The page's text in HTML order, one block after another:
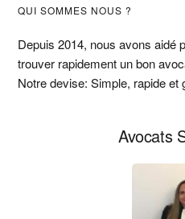
Barre
latérale
principale
QUI SOMMES NOUS ?
Depuis 2014, nous avons aidé
trouver rapidement un bon
Notre devise: Simple, rapide et
Avocats